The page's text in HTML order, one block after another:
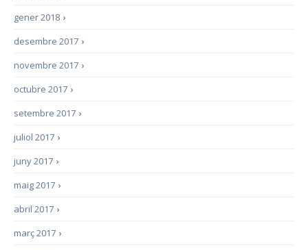
›
gener 2018
›
desembre 2017
›
novembre 2017
›
octubre 2017
›
setembre 2017
›
juliol 2017
›
juny 2017
›
maig 2017
›
abril 2017
›
març 2017